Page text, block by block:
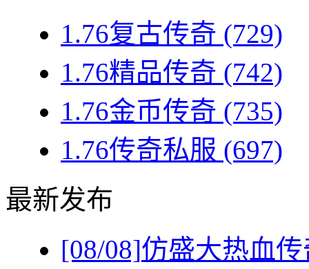
1.76复古传奇 (729)
1.76精品传奇 (742)
1.76金币传奇 (735)
1.76传奇私服 (697)
最新发布
[08/08]仿盛大热血